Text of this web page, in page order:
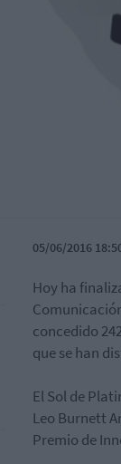
05/06/2016
Hoy ha
concedido
que se han
El Sol de
Leo Burnett
Premio de